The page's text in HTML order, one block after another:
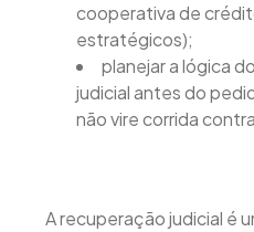
cooperativa de
estratégicos);
planejar a lógica
judicial antes do
não vire corrida
A recuperação judicial é